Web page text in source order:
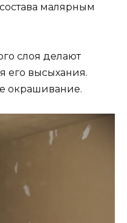
малярным
слоя делают
его высыхания.
окрашивание.